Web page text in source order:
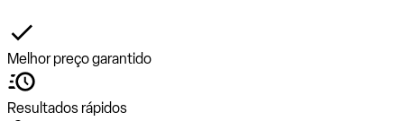
Melhor preço garantido
Resultados rápidos